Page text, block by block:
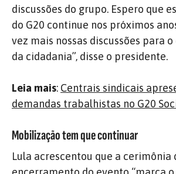
discussões do grupo. Espero que
do G20 continue nos próximos
vez mais nossas discussões para
da cidadania”, disse o presidente.
Leia mais: Centrais sindicais
demandas trabalhistas no G20
Mobilização tem que continuar
Lula acrescentou que a cerimônia